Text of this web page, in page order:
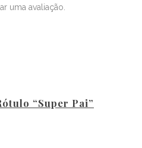
uma avaliação.
“Super Pai”